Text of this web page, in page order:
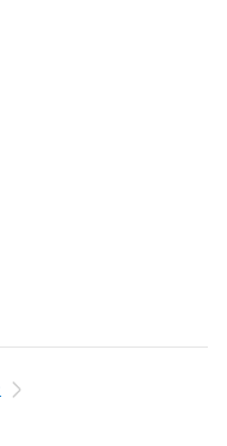
参照）
ございません。